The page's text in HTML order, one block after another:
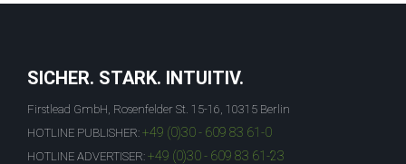
SICHER. STARK. INTUITIV.
Firstlead GmbH, Rosenfelder St. 15-16, 10315 Berlin
HOTLINE PUBLISHER: +49 (0)30 - 609 83 61-0
HOTLINE ADVERTISER: +49 (0)30 - 609 83 61-23